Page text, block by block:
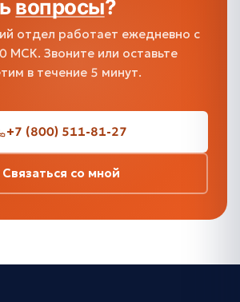
вопросы?
отдел работает ежедневно с
МСК. Звоните или оставьте
в течение 5 минут.
+7 (800) 511-81-27
Связаться со мной